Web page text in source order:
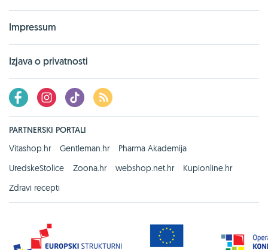
Impressum
Izjava o privatnosti
PARTNERSKI PORTALI
Vitashop.hr
Gentleman.hr
Pharma Akademija
UredskeStolice
Zoona.hr webshop.net.hr
Kupionline.hr
Zdravi recepti